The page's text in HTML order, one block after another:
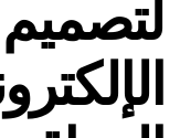
لتصميم